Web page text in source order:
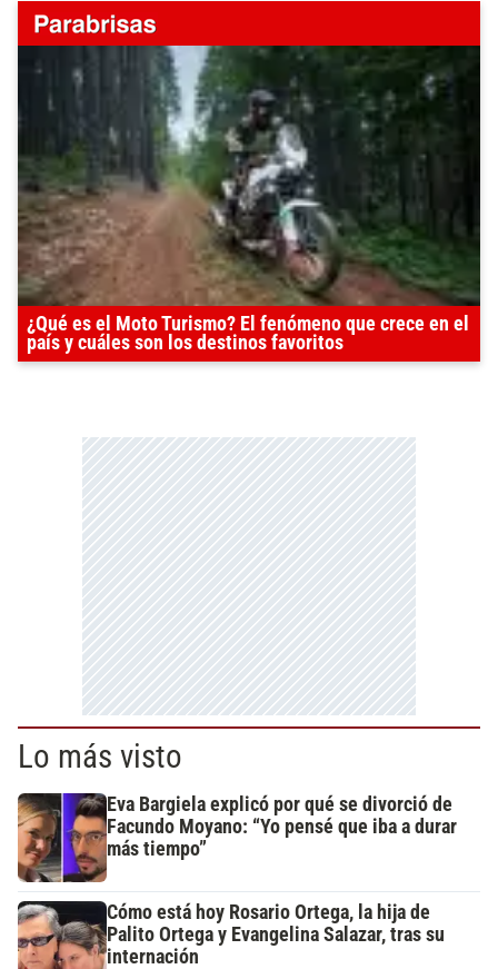
¿Qué es el Moto Turismo? El fenómeno que crece en el
país y cuáles son los destinos favoritos
Lo más visto
Eva Bargiela explicó por qué se divorció de
Facundo Moyano: “Yo pensé que iba a durar
más tiempo”
Cómo está hoy Rosario Ortega, la hija de
Palito Ortega y Evangelina Salazar, tras su
internación